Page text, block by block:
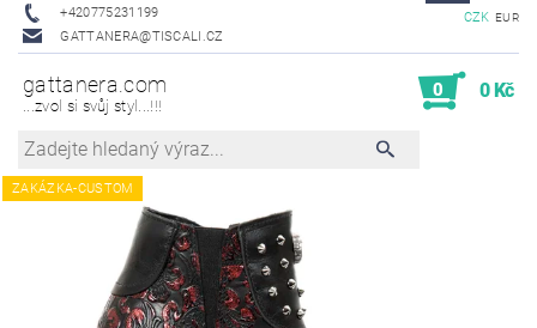
+420775231199
GATTANERA@TISCALI.CZ
CZK EUR
gattanera.com
...zvol si svůj styl...!!!
0 0 Kč
ZAKÁZKA-CUSTOM